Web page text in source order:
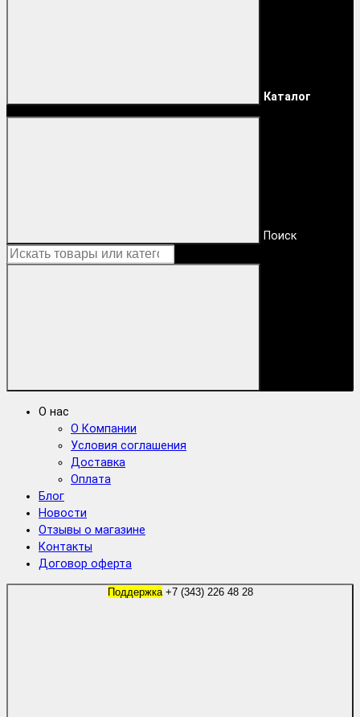
Каталог
Поиск
О нас
О Компании
Условия соглашения
Доставка
Оплата
Блог
Новости
Отзывы о магазине
Контакты
Договор оферта
Поддержка +7 (343) 226 48 28